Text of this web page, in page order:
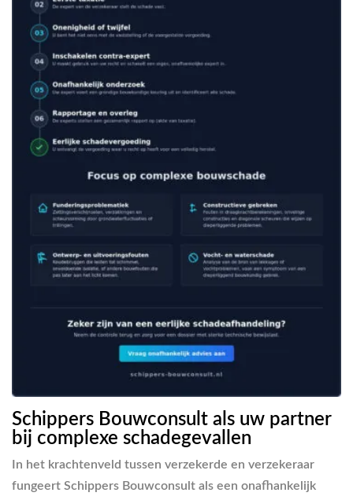
Schippers Bouwconsult als uw partner
bij complexe schadegevallen
In het krachtenveld tussen verzekerde en verzekeraar
fungeert Schippers Bouwconsult als een onafhankelijk